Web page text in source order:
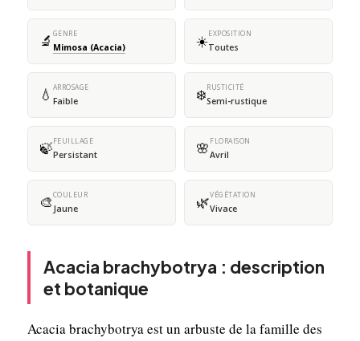
🔬 GENRE
Mimosa (Acacia) ☀️EXPOSITION
Toutes
💧 ARROSAGE
Faible ❄️RUSTICITÉ
Semi-rustique
🍃FEUILLAGE
Persistant 🌸 FLORAISON
Avril
🎨COULEUR
Jaune 🌿VÉGÉTATION
Vivace
Acacia brachybotrya : description
et botanique
Acacia brachybotrya est un arbuste de la famille des